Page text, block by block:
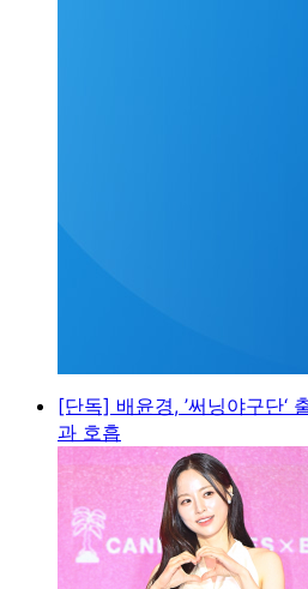
[단독] 배윤경, ’써닝야구단‘
과 호흡